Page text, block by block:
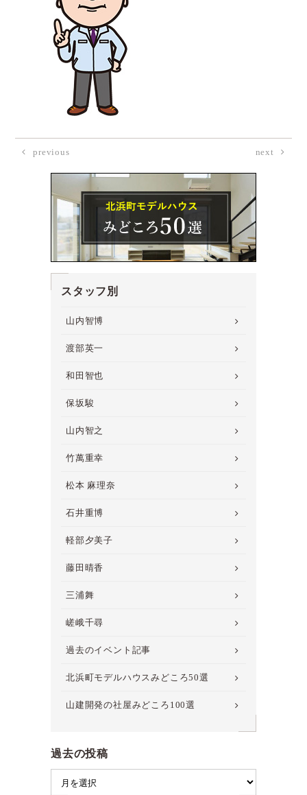
previous next
スタッフ別
山内智博
渡部英一
和田智也
保坂駿
山内智之
竹萬重幸
松本 麻理奈
石井重博
軽部夕美子
藤田晴香
三浦舞
嵯峨千尋
過去のイベント記事
北浜町モデルハウスみどころ50選
山建開発の社屋みどころ100選
過去の投稿